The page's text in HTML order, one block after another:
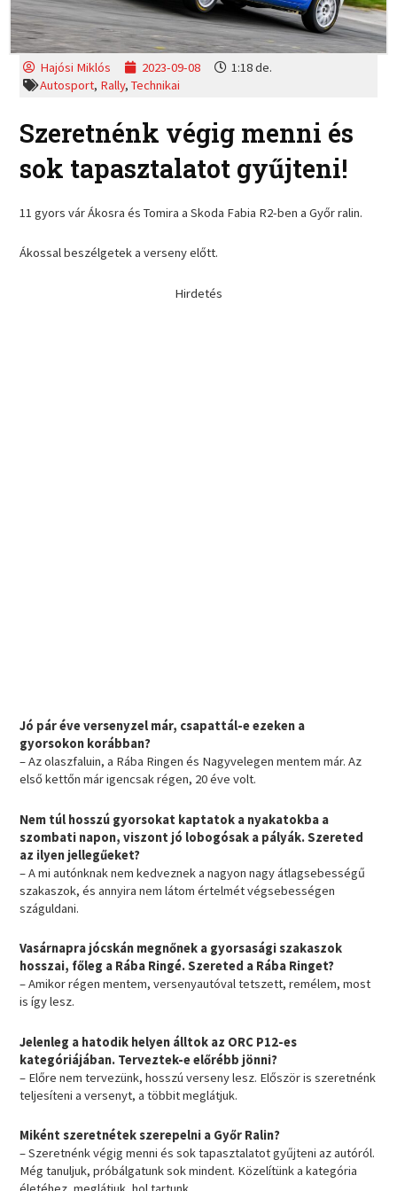
Hajósi Miklós 2023-09-08
1:18 de.
Autosport, Rally,Technikai
Szeretnénk végig menni és
sok tapasztalatot gyűjteni!
11 gyors vár Ákosra és Tomira a Skoda Fabia R2-ben a Győr ralin.
Ákossal beszélgetek a verseny előtt.
Hirdetés
Jó pár éve versenyzel már, csapattál-e ezeken a
gyorsokon korábban?
– Az olaszfaluin, a Rába Ringen és Nagyvelegen mentem már. Az
első kettőn már igencsak régen, 20 éve volt.
Nem túl hosszú gyorsokat kaptatok a nyakatokba a
szombati napon, viszont jó lobogósak a pályák. Szereted
az ilyen jellegűeket?
– A mi autónknak nem kedveznek a nagyon nagy átlagsebességű
szakaszok, és annyira nem látom értelmét végsebességen
száguldani.
Vasárnapra jócskán megnőnek a gyorsasági szakaszok
hosszai, főleg a Rába Ringé. Szereted a Rába Ringet?
– Amikor régen mentem, versenyautóval tetszett, remélem, most
is így lesz.
Jelenleg a hatodik helyen álltok az ORC P12-es
kategóriájában. Terveztek-e előrébb jönni?
– Előre nem tervezünk, hosszú verseny lesz. Először is szeretnénk
teljesíteni a versenyt, a többit meglátjuk.
Miként szeretnétek szerepelni a Győr Ralin?
– Szeretnénk végig menni és sok tapasztalatot gyűjteni az autóról.
Még tanuljuk, próbálgatunk sok mindent. Közelítünk a kategória